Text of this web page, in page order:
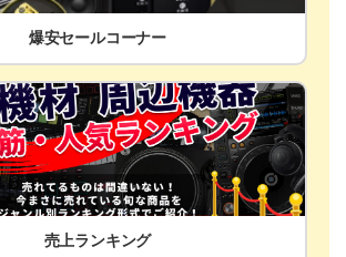
爆安セールコーナー
売上ランキング